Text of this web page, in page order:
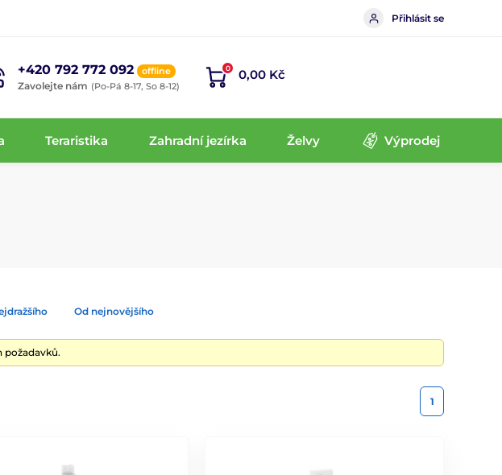
Přihlásit se
+420 792 772 092 offline
Zavolejte nám (Po-Pá 8-17, So 8-12)
0 0,00 Kč
Teraristika Zahradní jezírka Želvy Výprodej
Od nejnovějšího
požadavků.
1